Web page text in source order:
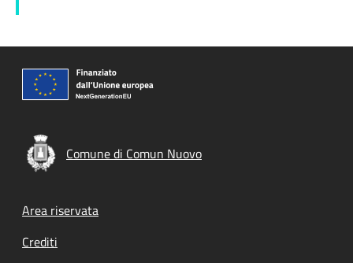
Comune di Comun Nuovo
Footer menu
Area riservata
Crediti